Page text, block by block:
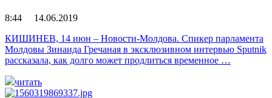
8:44 14.06.2019
КИШИНЕВ, 14 июн – Новости-Молдова. Спикер парламента
Молдовы Зинаида Гречаная в эксклюзивном интервью Sputnik
рассказала, как долго может продлиться временное …
читать